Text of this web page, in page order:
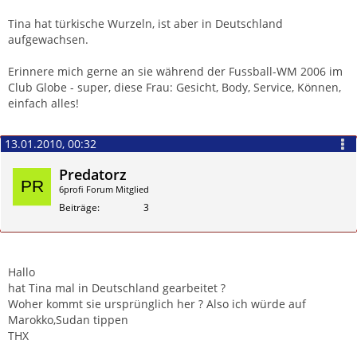
Tina hat türkische Wurzeln, ist aber in Deutschland
aufgewachsen.
Erinnere mich gerne an sie während der Fussball-WM 2006 im
Club Globe - super, diese Frau: Gesicht, Body, Service, Können,
einfach alles!
13.01.2010, 00:32
Predatorz
6profi Forum Mitglied
Beiträge 3
Hallo
hat Tina mal in Deutschland gearbeitet ?
Woher kommt sie ursprünglich her ? Also ich würde auf
Marokko,Sudan tippen
THX